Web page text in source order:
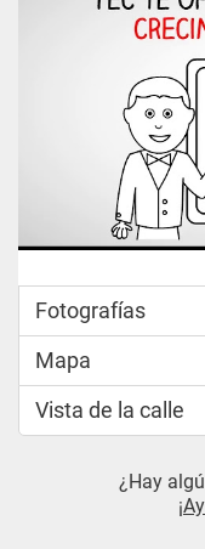
Fotografías
Mapa
Vista de la calle
¿Hay